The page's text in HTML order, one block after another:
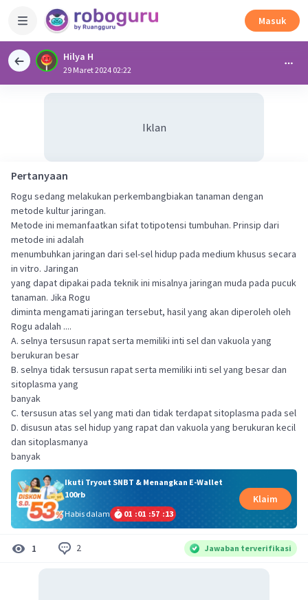
Masuk
Hilya H
29 Maret 2024 02:22
Iklan
Pertanyaan
Rogu sedang melakukan perkembangbiakan tanaman dengan
metode kultur jaringan.
Metode ini memanfaatkan sifat totipotensi tumbuhan. Prinsip dari
metode ini adalah
menumbuhkan jaringan dari sel-sel hidup pada medium khusus secara
in vitro. Jaringan
yang dapat dipakai pada teknik ini misalnya jaringan muda pada pucuk
tanaman. Jika Rogu
diminta mengamati jaringan tersebut, hasil yang akan diperoleh oleh
Rogu adalah ....
A. selnya tersusun rapat serta memiliki inti sel dan vakuola yang
berukuran besar
B. selnya tidak tersusun rapat serta memiliki inti sel yang besar dan
sitoplasma yang
banyak
C. tersusun atas sel yang mati dan tidak terdapat sitoplasma pada sel
D. disusun atas sel hidup yang rapat dan vakuola yang berukuran kecil
dan sitoplasmanya
banyak
Ikuti Tryout SNBT & Menangkan E-Wallet
100rb
Habis dalam
01 :01 :57 :13
Klaim
1 2 Jawaban terverifikasi